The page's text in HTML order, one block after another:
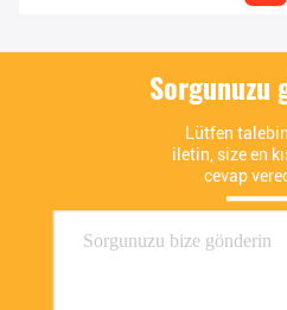
Sorgunuzu
Lütfen
iletin, size en
cevap